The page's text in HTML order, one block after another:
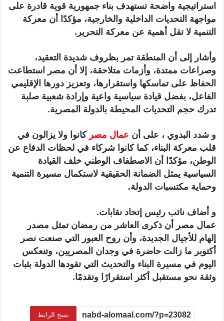
استراتيجية واضحة تستهدف بناء جمهورية قوية قادرة على
مواجهة التحديات الداخلية والخارجية، مؤكدًا أن معركة
التنمية لا تقل أهمية عن معركة التحرير.
وأشار إلى أن المنطقة تمر بظروف شديدة التعقيد،
وصراعات ممتدة، وأزمات متلاحقة، إلا أن مصر استطاعت
الحفاظ على تماسكها واستقرارها، وتعزيز دورها الإقليمي
الفاعل، بفضل قيادة سياسية واعية وإرادة شعبية صلبة
تدرك حجم التحديات المحيطة بالدولة المصرية.
و شدد البدوي ، على أن عمال مصر كانوا ولا يزالون في
قلب معركة البناء، كما كانوا شركاء في لحظات الدفاع عن
الوطن، مؤكدًا أن الاصطفاف الوطني خلف القيادة
السياسية يمثل الضمانة الحقيقية لاستكمال مسيرة التنمية
وحماية مكتسبات الدولة.
و أضاف نائب رئيس إتحاد نقابات.
عمال مصر أن ذكرى العاشر من رمضان تمثل مصدر
إلهام للأجيال الجديدة، وأن روح العبور التي صنعت نصر
أكتوبر ما زالت حاضرة في وجدان المصريين، وتنعكس
اليوم في مسيرة البناء والتحديث التي تقودها الدولة بثبات
وثقة نحو مستقبل أكثر استقرارًا وتقدمًا.
نسخ الرابط